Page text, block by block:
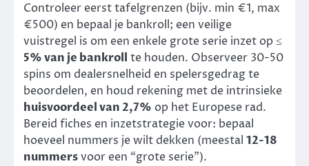
Controleer eerst tafelgrenzen (bijv. min €1, max
€500) en bepaal je bankroll; een veilige
vuistregel is om een enkele grote serie inzet op ≤
5% van je bankroll te houden. Observeer 30-50
spins om dealersnelheid en spelersgedrag te
beoordelen, en houd rekening met de intrinsieke
huisvoordeel van 2,7% op het Europese rad.
Bereid fiches en inzetstrategie voor: bepaal
hoeveel nummers je wilt dekken (meestal 12-18
nummersvoor een “grote serie”).